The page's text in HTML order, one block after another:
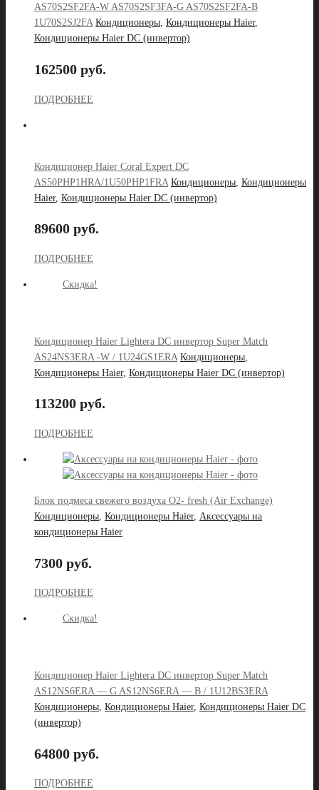
AS70S2SF2FA-W AS70S2SF3FA-G AS70S2SF2FA-B
1U70S2SJ2FA Кондиционеры, Кондиционеры Haier,
Кондиционеры Haier DC (инвертор)
162500 руб.
ПОДРОБНЕЕ
Кондиционер Haier Coral Expert DC
AS50PHP1HRA/1U50PHP1FRA Кондиционеры Кондиционеры
Haier, Кондиционеры Haier DC (инвертор)
89600 руб.
ПОДРОБНЕЕ
Скидка!
Кондиционер Haier Lightera DC инвертор Super Match
AS24NS3ERA -W / 1U24GS1ERA Кондиционеры
Кондиционеры Haier, Кондиционеры Haier DC (инвертор)
113200 руб.
ПОДРОБНЕЕ
Блок подмеса свежего воздуха О2- fresh (Air Exchange)
Кондиционеры Кондиционеры Haier, Аксессуары на
кондиционеры Haier
7300 руб.
ПОДРОБНЕЕ
Скидка!
Кондиционер Haier Lightera DC инвертор Super Match
AS12NS6ERA — G AS12NS6ERA — B / 1U12BS3ERA
Кондиционеры, Кондиционеры Haier, Кондиционеры Haier DC
(инвертор)
64800 руб.
ПОДРОБНЕЕ